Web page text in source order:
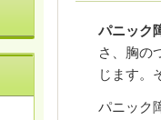
パニック
さ、胸の
じます。
パニック